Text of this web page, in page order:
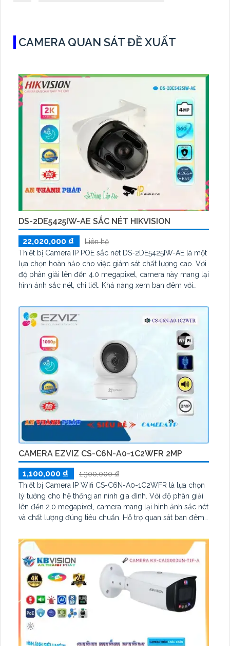
CAMERA QUAN SÁT ĐỀ XUẤT
DS-2DE5425IW-AE SẮC NÉT HIKVISION
22,020,000 ₫
Liên hệ
Thiết bị Camera IP POE sắc nét DS-2DE5425IW-AE là một
lựa chọn hoàn hảo cho việc giám sát chất lượng cao. Với
độ phân giải lên đến 4.0 megapixel, camera này mang lại
hình ảnh sắc nét, chi tiết. Khả năng xem ban đêm với
lượng
CAMERA EZVIZ CS-C6N-A0-1C2WFR 2MP
1,100,000 ₫
1,300,000 ₫
Thiết bị Camera IP Wifi CS-C6N-A0-1C2WFR là lựa chọn
lý tưởng cho hệ thống an ninh gia đình. Với độ phân giải
lên đến 2.0 megapixel, camera mang lại hình ảnh sắc nét
và chất lượng đúng tiêu chuẩn. Hỗ trợ quan sát ban đêm
linh hoạt